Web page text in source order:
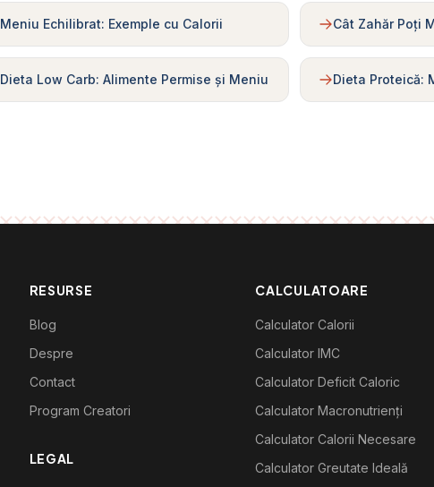
Meniu Echilibrat: Exemple cu Calorii Cât Zahăr Poți
Dieta Low Carb: Alimente Permise și Meniu Dieta Proteică:
RESURSE
Blog
Despre
Contact
Program Creatori
LEGAL
CALCULATOARE
Calculator Calorii
Calculator IMC
Calculator Deficit Caloric
Calculator Macronutrienți
Calculator Calorii Necesare
Calculator Greutate Ideală